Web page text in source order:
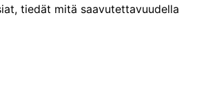
tiedät mitä saavutettavuudella